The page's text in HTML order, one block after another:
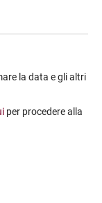
la data e gli altri
per procedere alla